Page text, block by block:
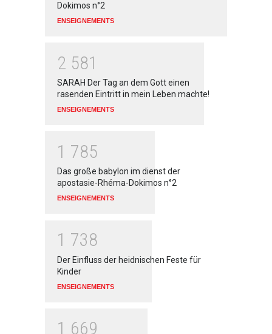
Dokimos n°2
ENSEIGNEMENTS
2 581
SARAH Der Tag an dem Gott einen
rasenden Eintritt in mein Leben machte!
ENSEIGNEMENTS
1 785
Das große babylon im dienst der
apostasie-Rhéma-Dokimos n°2
ENSEIGNEMENTS
1 738
Der Einfluss der heidnischen Feste für
Kinder
ENSEIGNEMENTS
1 669